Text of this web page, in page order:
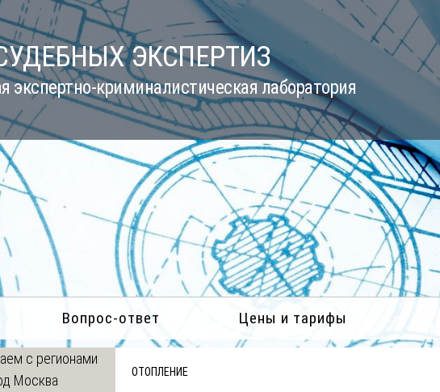
ЭКСПЕРТИЗ
экспертно-криминалистическая лаборатория
Вопрос-ответ Цены и тарифы
ОТОПЛЕНИЕ
с регионами
Москва